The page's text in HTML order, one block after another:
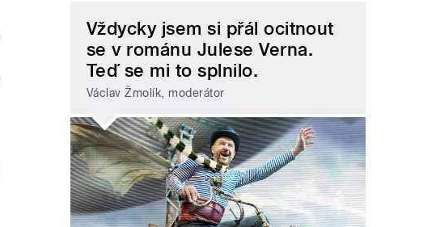
Vždycky jsem si přál ocitnout
se v románu Julese Verna.
Teď se mi to splnilo.
Václav Žmolík, moderátor